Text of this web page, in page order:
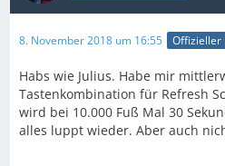
8. November 2018 um 16:55 Offizieller
Habs wie Julius. Habe mir
Tastenkombination für Refresh
wird bei 10.000 Fuß Mal 30
alles luppt wieder. Aber auch